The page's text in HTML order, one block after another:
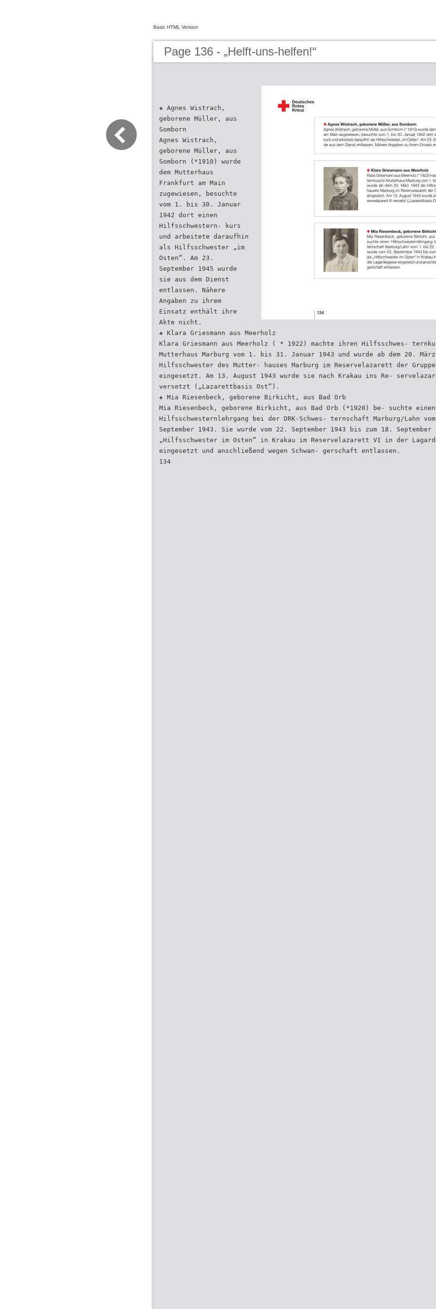
Basic HTML Version
Page 136 - „Helft-uns-helfen!“
✚ Agnes Wistrach,
geborene Müller, aus
Somborn
Agnes Wistrach,
geborene Müller, aus
Somborn (*1910) wurde
dem Mutterhaus
Frankfurt am Main
zugewiesen, besuchte
vom 1. bis 30. Januar
1942 dort einen
Hilfsschwestern- kurs
und arbeitete daraufhin
als Hilfsschwester „im
Osten“. Am 23.
September 1945 wurde
sie aus dem Dienst
entlassen. Nähere
Angaben zu ihrem
Einsatz enthält ihre
Akte nicht.
✚ Klara Griesmann aus Meerholz
Klara Griesmann aus Meerholz ( * 1922) machte ihren Hilfsschwes-
Mutterhaus Marburg vom 1. bis 31. Januar 1943 und wurde ab dem 20.
Hilfsschwester des Mutter- hauses Marburg im Reservelazarett der Gruppe
eingesetzt. Am 13. August 1943 wurde sie nach Krakau ins Re-
versetzt („Lazarettbasis Ost“).
✚ Mia Riesenbeck, geborene Birkicht, aus Bad Orb
Mia Riesenbeck, geborene Birkicht, aus Bad Orb (*1920) be- suchte einen
Hilfsschwesternlehrgang bei der DRK-Schwes- ternschaft Marburg/Lahn
September 1943. Sie wurde vom 22. September 1943 bis zum 18. September
„Hilfsschwester im Osten“ in Krakau im Reservelazarett VI in der
eingesetzt und anschließend wegen Schwan- gerschaft entlassen.
134